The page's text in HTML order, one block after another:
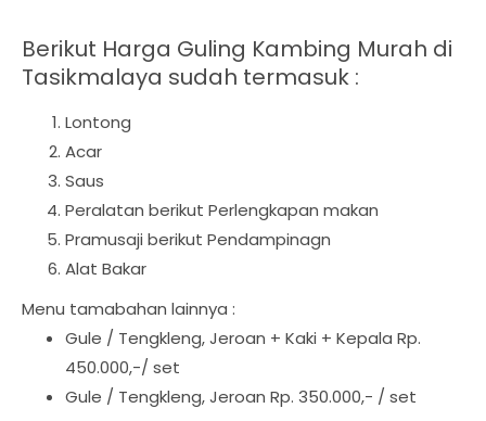
Berikut Harga Guling Kambing Murah di
Tasikmalaya sudah termasuk :
Lontong
Acar
Saus
Peralatan berikut Perlengkapan makan
Pramusaji berikut Pendampinagn
Alat Bakar
Menu tamabahan lainnya :
Gule / Tengkleng, Jeroan + Kaki + Kepala Rp.
450.000,-/ set
Gule / Tengkleng, Jeroan Rp. 350.000,- / set